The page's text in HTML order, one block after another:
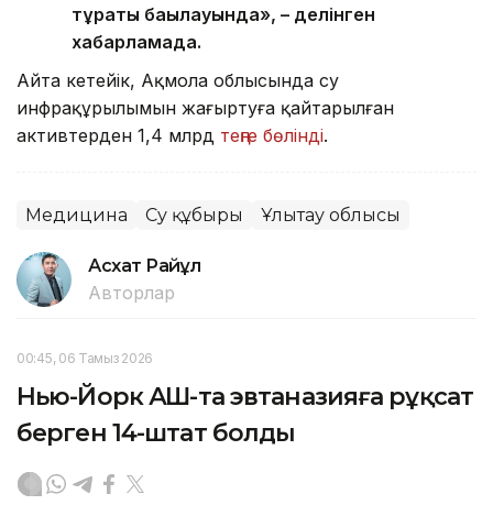
тұрақты бақылауында», – делінген
хабарламада.
Айта кетейік, Ақмола облысында су
инфрақұрылымын жаңғыртуға қайтарылған
активтерден 1,4 млрд теңге бөлінді.
Медицина Су құбыры Ұлытау облысы
Асхат Райқұл
Авторлар
00:45, 06 Тамыз 2026
Нью-Йорк АҚШ-та эвтаназияға рұқсат
берген 14-штат болды